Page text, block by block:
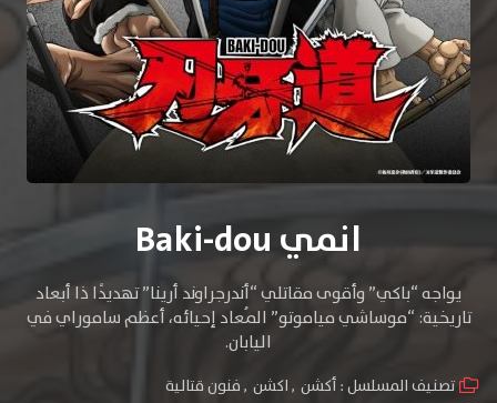
انمي Baki-dou
يواجه “باكي” وأقوى مقاتلي “أندرجراوند أرينا” تهديدًا ذا أبعاد
تاريخية: “موساشي مياموتو” المُعاد إحيائه، أعظم ساموراي في
اليابان.
تصنيف المسلسل :أكشن ,اكشن ,فنون قتالية